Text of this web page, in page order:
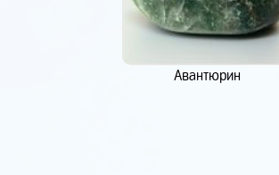
Авантюрин